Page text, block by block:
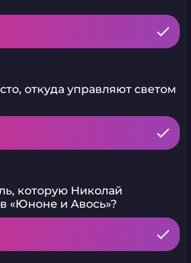
откуда управляют светом
которую Николай
«Юноне и Авось»?